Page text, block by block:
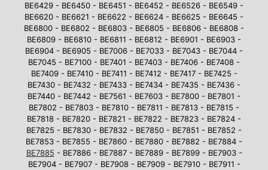
BE6429 - BE6450 - BE6451 - BE6452 - BE6526 - BE6549 -
BE6620 - BE6621 - BE6622 - BE6624 - BE6625 - BE6645 -
BE6800 - BE6802 - BE6803 - BE6805 - BE6806 - BE6808 -
BE6809 - BE6810 - BE6811 - BE6812 - BE6901 - BE6903 -
BE6904 - BE6905 - BE7006 - BE7033 - BE7043 - BE7044 -
BE7045 - BE7100 - BE7401 - BE7403 - BE7406 - BE7408 -
BE7409 - BE7410 - BE7411 - BE7412 - BE7417 - BE7425 -
BE7430 - BE7432 - BE7433 - BE7434 - BE7435 - BE7436 -
BE7440 - BE7442 - BE7561 - BE7603 - BE7800 - BE7801 -
BE7802 - BE7803 - BE7810 - BE7811 - BE7813 - BE7815 -
BE7818 - BE7820 - BE7821 - BE7822 - BE7823 - BE7824 -
BE7825 - BE7830 - BE7832 - BE7850 - BE7851 - BE7852 -
BE7853 - BE7855 - BE7860 - BE7880 - BE7882 - BE7884 -
BE7885 - BE7886 - BE7887 - BE7889 - BE7899 - BE7903 -
BE7904 - BE7907 - BE7908 - BE7909 - BE7910 - BE7911 -